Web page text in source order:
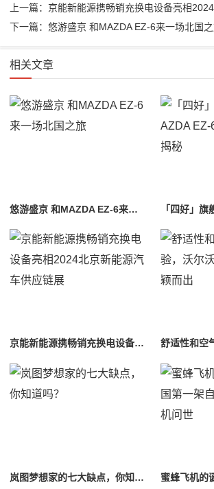
下一篇：悠游盛京 和MAZDA EZ-6来一场北国
相关文章
悠游盛京 和MAZDA EZ-6来一场北国之旅
京能新能源携畅销充换电设备亮相2024北京新能源汽车供应链展
岚图梦想家的七大缺点，你知道吗？